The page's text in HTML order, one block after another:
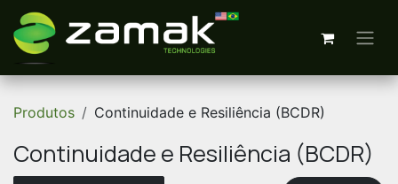
Pular para o conteúdo
Produtos Continuidade e Resiliência (BCDR)
Continuidade e Resiliência (BCDR)